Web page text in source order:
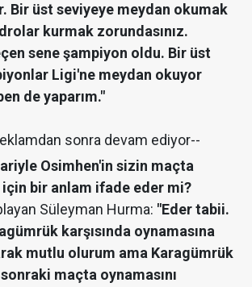
Bir üst seviyeye meydan okumak
kurmak zorundasınız.
sene şampiyon oldu. Bir üst
Ligi'ne meydan okuyor
de yaparım."
sonra devam ediyor--
Osimhen'in sizin maçta
için bir anlam ifade eder mi?
Süleyman Hurma: "Eder tabii.
karşısında oynamasına
mutlu olurum ama Karagümrük
maçta oynamasını